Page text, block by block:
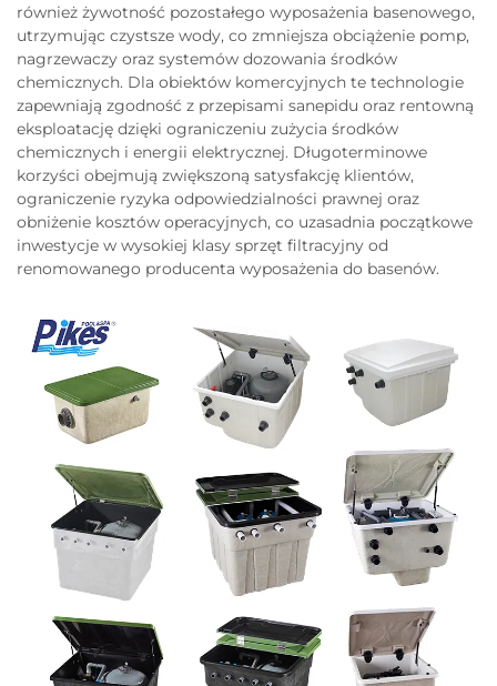
również żywotność pozostałego wyposażenia basenowego,
utrzymując czystsze wody, co zmniejsza obciążenie pomp,
nagrzewaczy oraz systemów dozowania środków
chemicznych. Dla obiektów komercyjnych te technologie
zapewniają zgodność z przepisami sanepidu oraz rentowną
eksploatację dzięki ograniczeniu zużycia środków
chemicznych i energii elektrycznej. Długoterminowe
korzyści obejmują zwiększoną satysfakcję klientów,
ograniczenie ryzyka odpowiedzialności prawnej oraz
obniżenie kosztów operacyjnych, co uzasadnia początkowe
inwestycje w wysokiej klasy sprzęt filtracyjny od
renomowanego producenta wyposażenia do basenów.